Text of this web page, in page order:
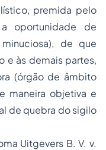
premida pelo
oportunidade de
de que
e às demais partes,
(órgão de âmbito
maneira objetiva e
de quebra do sigilo
Uitgevers B. V. v.